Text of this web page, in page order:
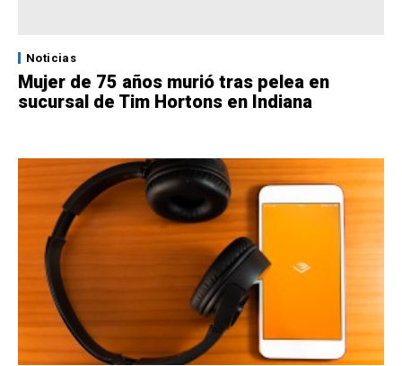
Noticias
Mujer de 75 años murió tras pelea en
sucursal de Tim Hortons en Indiana